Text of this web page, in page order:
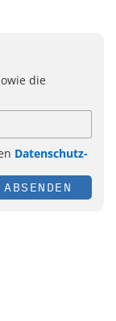
die
Datenschutz-
ABSENDEN